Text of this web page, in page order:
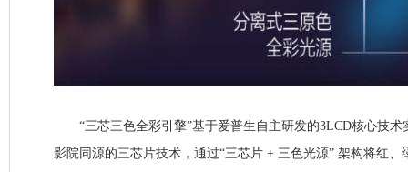
“三芯三色全彩引擎”基于爱普生自主研发的3LCD核心技术
影院同源的三芯片技术，通过“三芯片 + 三色光源” 架构将红